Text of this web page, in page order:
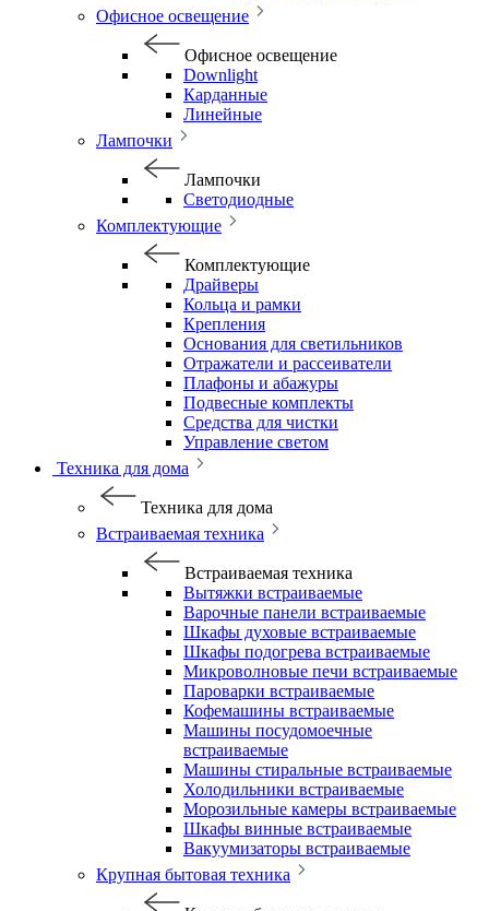
Офисное освещение
Офисное освещение
Downlight
Карданные
Линейные
Лампочки
Лампочки
Светодиодные
Комплектующие
Комплектующие
Драйверы
Кольца и рамки
Крепления
Основания для светильников
Отражатели и рассеиватели
Плафоны и абажуры
Подвесные комплекты
Средства для чистки
Управление светом
Техника для дома
Техника для дома
Встраиваемая техника
Встраиваемая техника
Вытяжки встраиваемые
Варочные панели встраиваемые
Шкафы духовые встраиваемые
Шкафы подогрева встраиваемые
Микроволновые печи встраиваемые
Пароварки встраиваемые
Кофемашины встраиваемые
Машины посудомоечные
встраиваемые
Машины стиральные встраиваемые
Холодильники встраиваемые
Морозильные камеры встраиваемые
Шкафы винные встраиваемые
Вакуумизаторы встраиваемые
Крупная бытовая техника